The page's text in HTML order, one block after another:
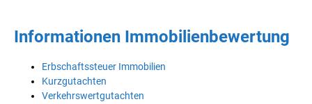
Informationen Immobilienbewertung
Erbschaftssteuer Immobilien
Kurzgutachten
Verkehrswertgutachten